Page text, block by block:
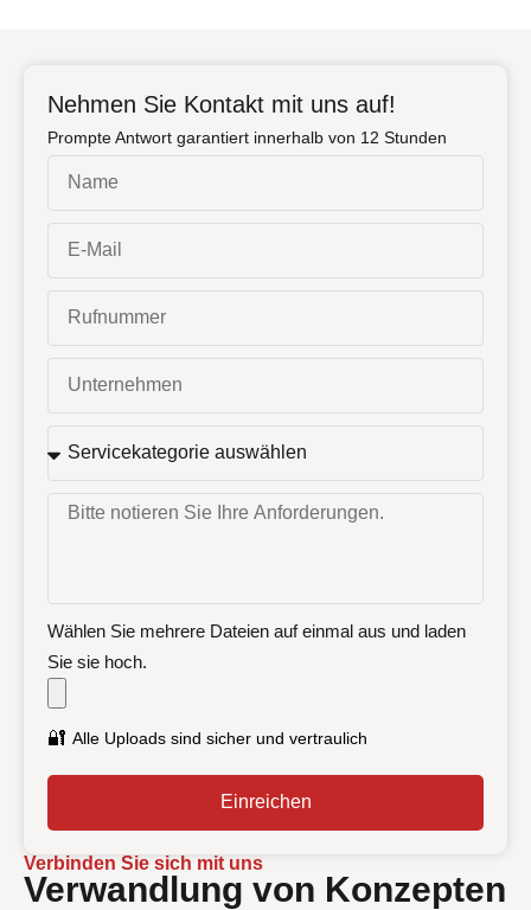
Verbinden Sie sich mit uns
Verwandlung von Konzepten
Nehmen Sie Kontakt mit uns auf!
Prompte Antwort garantiert innerhalb von 12 Stunden
Wählen Sie mehrere Dateien auf einmal aus und laden
Sie sie hoch.
🔐 Alle Uploads sind sicher und vertraulich
Einreichen